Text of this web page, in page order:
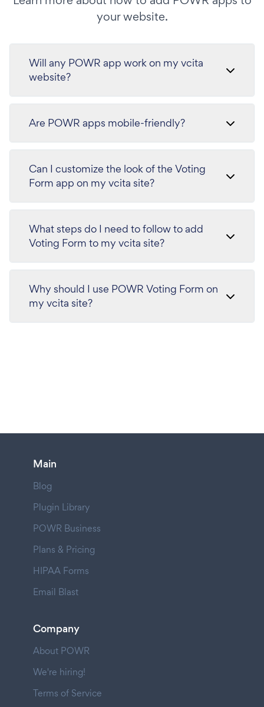
your website.
Will any POWR app work on my vcita
website?
Are POWR apps mobile-friendly?
Can I customize the look of the Voting
Form app on my vcita site?
What steps do I need to follow to add
Voting Form to my vcita site?
Why should I use POWR Voting Form on
my vcita site?
Main
Blog
Plugin Library
POWR Business
Plans & Pricing
HIPAA Forms
Email Blast
Company
About POWR
We're hiring!
Terms of Service